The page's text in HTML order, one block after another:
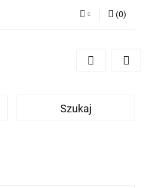
Zarejestruj się
(0)
Szukaj